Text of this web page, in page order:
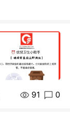
91 0